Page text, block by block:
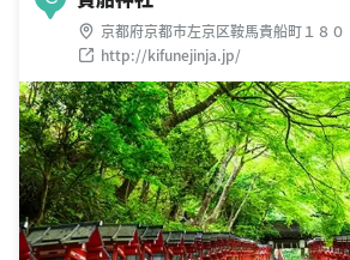
京都府京都市左京区鞍馬貴船町１８０
http://kifunejinja.jp/